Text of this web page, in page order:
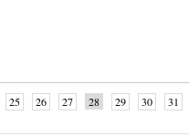
25 26 27 28 29 30
31